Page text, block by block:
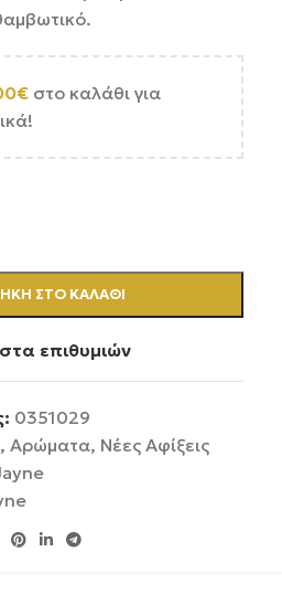
€ στο καλάθι για
ΣΤΟ ΚΑΛΆΘΙ
επιθυμιών
0351029
, Αρώματα, Νέες Αφίξεις